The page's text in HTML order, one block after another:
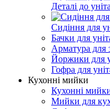
Деталі до
Сидіння для
Бачки для
Арматура для
Йоржики для
Гофра для
Кухонні мийки
Кухонні
Мийки для